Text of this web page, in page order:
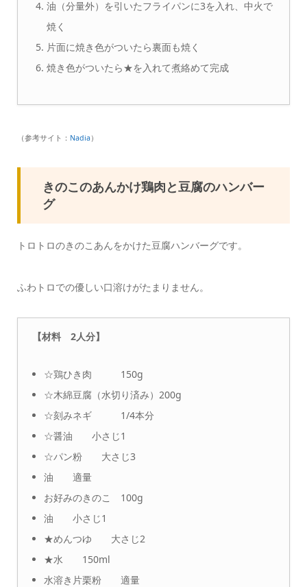
油（分量外）を引いたフライパンに3を入れ、中火で
焼く
片面に焼き色がついたら裏面も焼く
焼き色がついたら★を入れて煮絡めて完成
（参考サイト： Nadia）
きのこのあんかけ鶏肉と豆腐のハンバー
グ
トロトロのきのこあんをかけた豆腐ハンバーグです。
ふわトロでの優しい口溶けがたまりません。
【材料 2人分】
☆鶏ひき肉 150g
☆木綿豆腐（水切り済み）200g
☆刻みネギ 1/4本分
☆醤油 小さじ1
☆パン粉 大さじ3
油 適量
お好みのきのこ 100g
油 小さじ1
★めんつゆ 大さじ2
★水 150ml
水溶き片栗粉 適量